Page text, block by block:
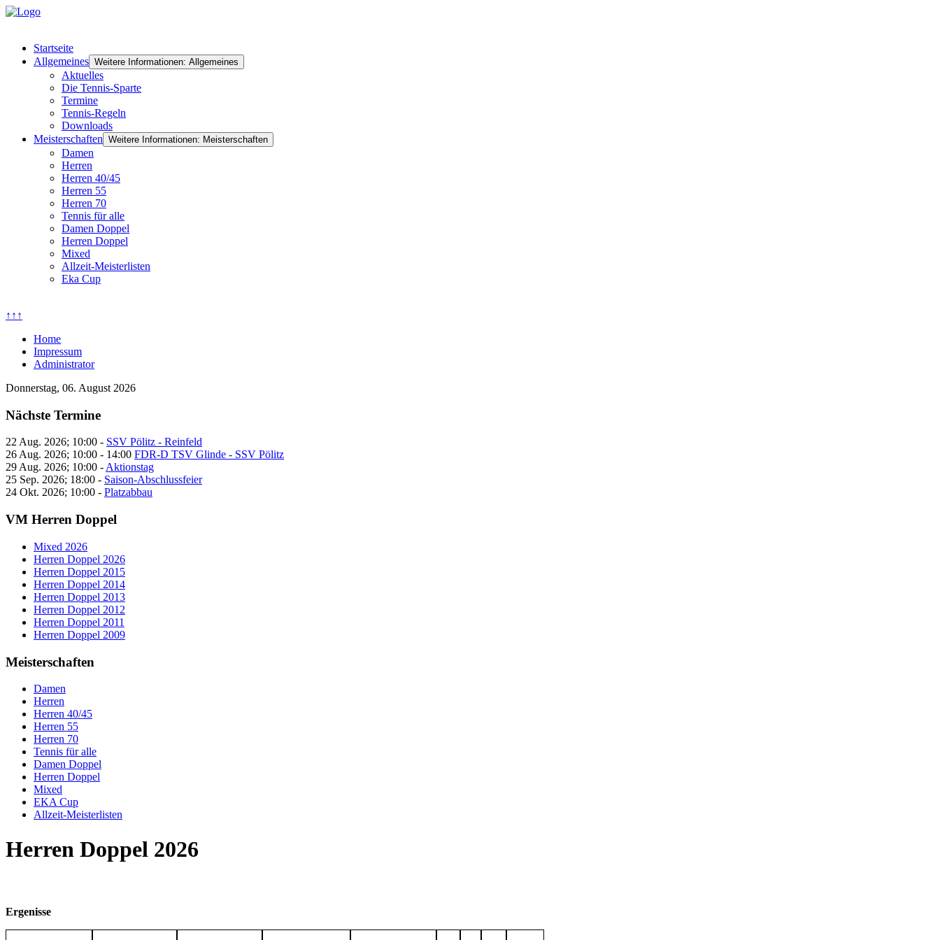
Startseite
Allgemeines Weitere Informationen: Allgemeines
Aktuelles
Die Tennis-Sparte
Termine
Tennis-Regeln
Downloads
Meisterschaften Weitere Informationen: Meisterschaften
Damen
Herren
Herren 40/45
Herren 55
Herren 70
Tennis für alle
Damen Doppel
Herren Doppel
Mixed
Allzeit-Meisterlisten
Eka Cup
↑↑↑
Home
Impressum
Administrator
Donnerstag, 06. August 2026
Nächste Termine
22 Aug. 2026; 10:00 - SSV Pölitz - Reinfeld
26 Aug. 2026; 10:00 - 14:00 FDR-D TSV Glinde - SSV Pölitz
29 Aug. 2026; 10:00 -Aktionstag
25 Sep. 2026; 18:00 - Saison-Abschlussfeier
24 Okt. 2026; 10:00 - Platzabbau
VM Herren Doppel
Mixed 2026
Herren Doppel 2026
Herren Doppel 2015
Herren Doppel 2014
Herren Doppel 2013
Herren Doppel 2012
Herren Doppel 2011
Herren Doppel 2009
Meisterschaften
Damen
Herren
Herren 40/45
Herren 55
Herren 70
Tennis für alle
Damen Doppel
Herren Doppel
Mixed
EKA Cup
Allzeit-Meisterlisten
Herren Doppel 2026
Ergenisse